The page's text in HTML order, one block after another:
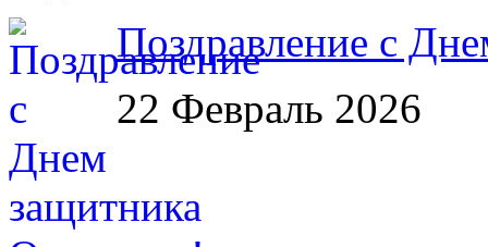
Поздравление с
22 Февраль 2026